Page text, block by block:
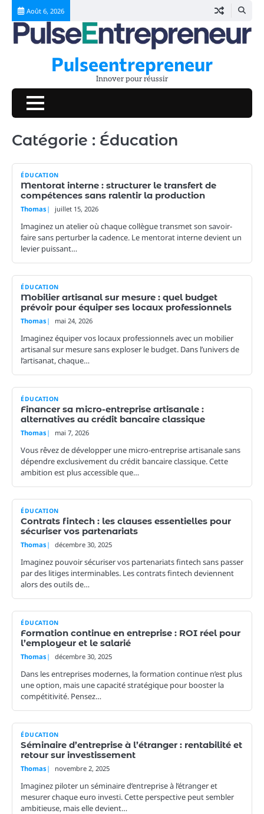
Skip
content
Août 6, 2026
Pulseentrepreneur
Innover pour réussir
Catégorie : Éducation
ÉDUCATION
Mentorat interne : structurer le transfert de
compétences sans ralentir la production
Thomas juillet 15, 2026
Imaginez un atelier où chaque collègue transmet son savoir-
faire sans perturber la cadence. Le mentorat interne devient un
levier puissant…
ÉDUCATION
Mobilier artisanal sur mesure : quel budget
prévoir pour équiper ses locaux professionnels
Thomas mai 24, 2026
Imaginez équiper vos locaux professionnels avec un mobilier
artisanal sur mesure sans exploser le budget. Dans l’univers de
l’artisanat, chaque…
ÉDUCATION
Financer sa micro-entreprise artisanale :
alternatives au crédit bancaire classique
Thomas mai 7, 2026
Vous rêvez de développer une micro-entreprise artisanale sans
dépendre exclusivement du crédit bancaire classique. Cette
ambition est plus accessible que…
ÉDUCATION
Contrats fintech : les clauses essentielles pour
sécuriser vos partenariats
Thomas décembre 30, 2025
Imaginez pouvoir sécuriser vos partenariats fintech sans passer
par des litiges interminables. Les contrats fintech deviennent
alors des outils de…
ÉDUCATION
Formation continue en entreprise : ROI réel pour
l’employeur et le salarié
Thomas décembre 30, 2025
Dans les entreprises modernes, la formation continue n’est plus
une option, mais une capacité stratégique pour booster la
compétitivité. Pensez…
ÉDUCATION
Séminaire d’entreprise à l’étranger : rentabilité et
retour sur investissement
Thomas novembre 2, 2025
Imaginez piloter un séminaire d’entreprise à l’étranger et
mesurer chaque euro investi. Cette perspective peut sembler
ambitieuse, mais elle devient…